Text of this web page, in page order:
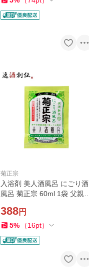
菊正宗
入浴剤 美人酒風呂 にごり酒
風呂 菊正宗 60ml 1袋 父親
中元 夏ギフト 暑中見舞い
388円
5% （16pt）